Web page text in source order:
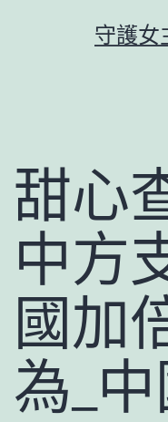
容
守護女
甜心
中方
國加
為_